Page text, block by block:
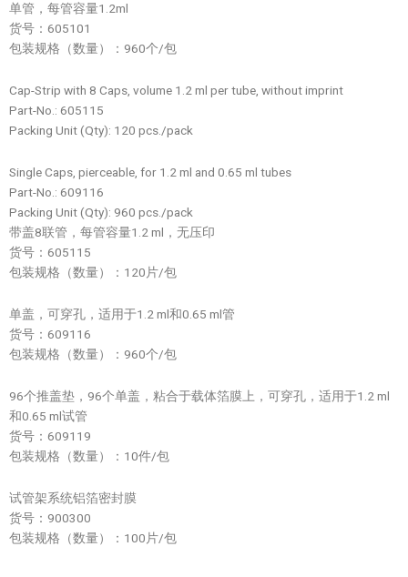
单管，每管容量1.2ml
货号：605101
包装规格（数量）：960个/包
Cap-Strip with 8 Caps, volume 1.2 ml per tube, without imprint
Part-No.: 605115
Packing Unit (Qty): 120 pcs./pack
Single Caps, pierceable, for 1.2 ml and 0.65 ml tubes
Part-No.: 609116
Packing Unit (Qty): 960 pcs./pack
带盖8联管，每管容量1.2 ml，无压印
货号：605115
包装规格（数量）：120片/包
单盖，可穿孔，适用于1.2 ml和0.65 ml管
货号：609116
包装规格（数量）：960个/包
96个推盖垫，96个单盖，粘合于载体箔膜上，可穿孔，适用于1.2 ml
和0.65 ml试管
货号：609119
包装规格（数量）：10件/包
试管架系统铝箔密封膜
货号：900300
包装规格（数量）：100片/包